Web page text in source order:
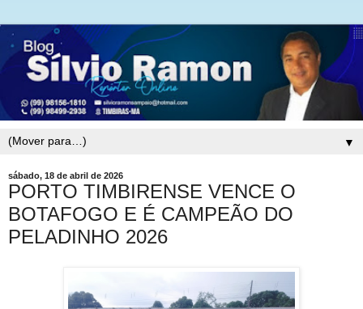
▼
sábado, 18 de abril de 2026
PORTO TIMBIRENSE VENCE O
BOTAFOGO E É CAMPEÃO DO
PELADINHO 2026